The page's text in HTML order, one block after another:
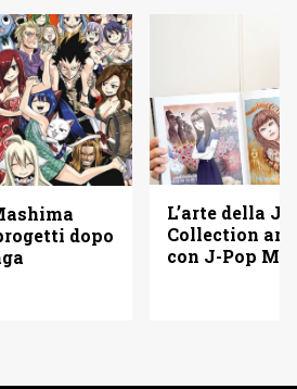
dopo
L’arte della
Collection
con J-Pop